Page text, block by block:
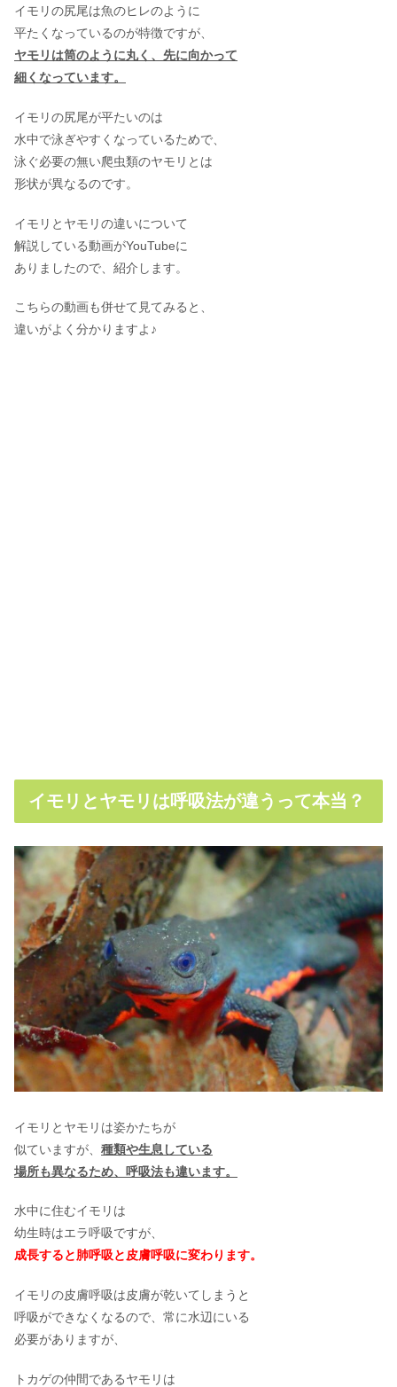
イモリの尻尾は魚のヒレのように
平たくなっているのが特徴ですが、
ヤモリは筒のように丸く、先に向かって
細くなっています。
イモリの尻尾が平たいのは
水中で泳ぎやすくなっているためで、
泳ぐ必要の無い爬虫類のヤモリとは
形状が異なるのです。
イモリとヤモリの違いについて
解説している動画がYouTubeに
ありましたので、紹介します。
こちらの動画も併せて見てみると、
違いがよく分かりますよ♪
イモリとヤモリは呼吸法が違うって本当？
イモリとヤモリは姿かたちが
似ていますが、 種類や生息している
場所も異なるため、呼吸法も違います。
水中に住むイモリは
幼生時はエラ呼吸ですが、
成長すると肺呼吸と皮膚呼吸に変わります。
イモリの皮膚呼吸は皮膚が乾いてしまうと
呼吸ができなくなるので、常に水辺にいる
必要がありますが、
トカゲの仲間であるヤモリは